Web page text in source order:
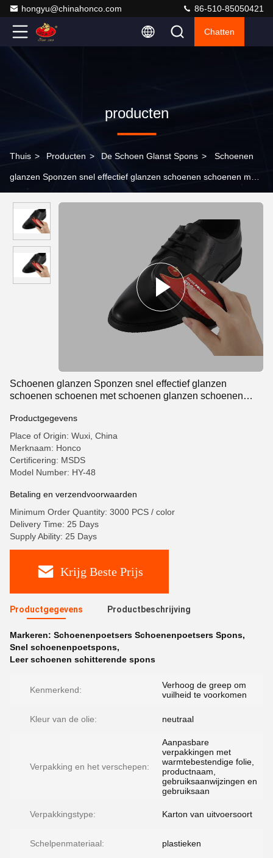
hongyu@chinahonco.com 86-510-85050421
Chatten
producten
Thuis > Producten > De Schoen Glanst Spons > Schoenen
glanzen Sponzen snel effectief glanzen schoenen schoenen met
Schoenen glanzen Sponzen snel effectief glanzen
schoenen schoenen met schoenen glanzen schoenen
Productgegevens
Place of Origin: Wuxi, China
Merknaam: Honco
Certificering: MSDS
Model Number: HY-48
Betaling en verzendvoorwaarden
Minimum Order Quantity: 3000 PCS / color
Delivery Time: 25 Days
Supply Ability: 25 Days
Krijg Beste Prijs
Productgegevens Productbeschrijving
Markeren: Schoenenpoetsers Schoenenpoetsers Spons,
Snel schoenenpoetspons,
Leer schoenen schitterende spons
Kenmerkend:
Verhoog de greep om
vuilheid te voorkomen
Kleur van de olie: neutraal
Verpakking en het verschepen:
Aanpasbare
verpakkingen met
warmtebestendige folie,
productnaam,
gebruiksaanwijzingen en
gebruiksaan
Verpakkingstype: Karton van uitvoersoort
Schelpenmateriaal: plastieken